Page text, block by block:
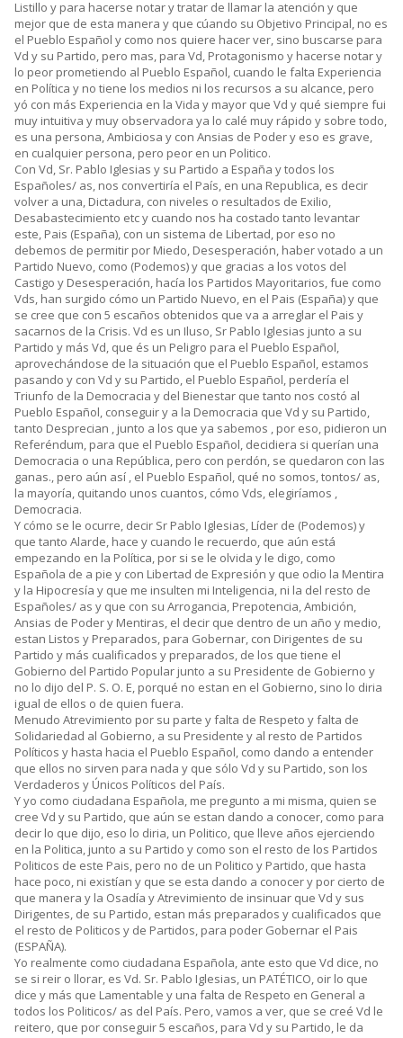
Listillo y para hacerse notar y tratar de llamar la atención y que
mejor que de esta manera y que cúando su Objetivo Principal, no es
el Pueblo Español y como nos quiere hacer ver, sino buscarse para
Vd y su Partido, pero mas, para Vd, Protagonismo y hacerse notar y
lo peor prometiendo al Pueblo Español, cuando le falta Experiencia
en Política y no tiene los medios ni los recursos a su alcance, pero
yó con más Experiencia en la Vida y mayor que Vd y qué siempre fui
muy intuitiva y muy observadora ya lo calé muy rápido y sobre todo,
es una persona, Ambiciosa y con Ansias de Poder y eso es grave,
en cualquier persona, pero peor en un Politico.
Con Vd, Sr. Pablo Iglesias y su Partido a España y todos los
Españoles/ as, nos convertiría el País, en una Republica, es decir
volver a una, Dictadura, con niveles o resultados de Exilio,
Desabastecimiento etc y cuando nos ha costado tanto levantar
este, Pais (España), con un sistema de Libertad, por eso no
debemos de permitir por Miedo, Desesperación, haber votado a un
Partido Nuevo, como (Podemos) y que gracias a los votos del
Castigo y Desesperación, hacía los Partidos Mayoritarios, fue como
Vds, han surgido cómo un Partido Nuevo, en el Pais (España) y que
se cree que con 5 escaños obtenidos que va a arreglar el Pais y
sacarnos de la Crisis. Vd es un Iluso, Sr Pablo Iglesias junto a su
Partido y más Vd, que és un Peligro para el Pueblo Español,
aprovechándose de la situación que el Pueblo Español, estamos
pasando y con Vd y su Partido, el Pueblo Español, perdería el
Triunfo de la Democracia y del Bienestar que tanto nos costó al
Pueblo Español, conseguir y a la Democracia que Vd y su Partido,
tanto Desprecian , junto a los que ya sabemos , por eso, pidieron un
Referéndum, para que el Pueblo Español, decidiera si querían una
Democracia o una República, pero con perdón, se quedaron con las
ganas., pero aún así , el Pueblo Español, qué no somos, tontos/ as,
la mayoría, quitando unos cuantos, cómo Vds, elegiríamos ,
Democracia.
Y cómo se le ocurre, decir Sr Pablo Iglesias, Líder de (Podemos) y
que tanto Alarde, hace y cuando le recuerdo, que aún está
empezando en la Política, por si se le olvida y le digo, como
Española de a pie y con Libertad de Expresión y que odio la Mentira
y la Hipocresía y que me insulten mi Inteligencia, ni la del resto de
Españoles/ as y que con su Arrogancia, Prepotencia, Ambición,
Ansias de Poder y Mentiras, el decir que dentro de un año y medio,
estan Listos y Preparados, para Gobernar, con Dirigentes de su
Partido y más cualificados y preparados, de los que tiene el
Gobierno del Partido Popular junto a su Presidente de Gobierno y
no lo dijo del P. S. O. E, porqué no estan en el Gobierno, sino lo diria
igual de ellos o de quien fuera.
Menudo Atrevimiento por su parte y falta de Respeto y falta de
Solidariedad al Gobierno, a su Presidente y al resto de Partidos
Políticos y hasta hacia el Pueblo Español, como dando a entender
que ellos no sirven para nada y que sólo Vd y su Partido, son los
Verdaderos y Únicos Políticos del País.
Y yo como ciudadana Española, me pregunto a mi misma, quien se
cree Vd y su Partido, que aún se estan dando a conocer, como para
decir lo que dijo, eso lo diria, un Politico, que lleve años ejerciendo
en la Politica, junto a su Partido y como son el resto de los Partidos
Politicos de este Pais, pero no de un Politico y Partido, que hasta
hace poco, ni existían y que se esta dando a conocer y por cierto de
que manera y la Osadía y Atrevimiento de insinuar que Vd y sus
Dirigentes, de su Partido, estan más preparados y cualificados que
el resto de Politicos y de Partidos, para poder Gobernar el Pais
(ESPAÑA).
Yo realmente como ciudadana Española, ante esto que Vd dice, no
se si reir o llorar, es Vd. Sr. Pablo Iglesias, un PATÉTICO, oir lo que
dice y más que Lamentable y una falta de Respeto en General a
todos los Politicos/ as del País. Pero, vamos a ver, que se creé Vd le
reitero, que por conseguir 5 escaños, para Vd y su Partido, le da